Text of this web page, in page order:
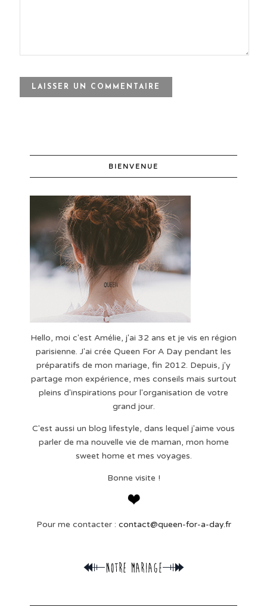
BIENVENUE
Hello, moi c'est Amélie, j'ai 32 ans et je vis en région
parisienne. J'ai crée Queen For A Day pendant les
préparatifs de mon mariage, fin 2012. Depuis, j'y
partage mon expérience, mes conseils mais surtout
pleins d'inspirations pour l'organisation de votre
grand jour.
C'est aussi un blog lifestyle, dans lequel j'aime vous
parler de ma nouvelle vie de maman, mon home
sweet home et mes voyages.
Bonne visite !
Pour me contacter : contact@queen-for-a-day.fr